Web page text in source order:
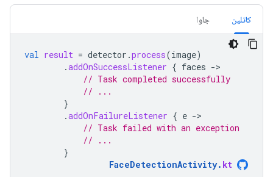
کاتلین جاوا
val result = detector .process(image)
.addOnSuccessListener { faces -
// Task completed successfully
// ...
}
.addOnFailureListener { e -
// Task failed with an exception
// ...
}
FaceDetectionActivity. kt